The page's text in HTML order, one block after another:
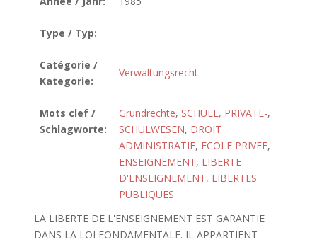
Type / Typ:
Catégorie /
Kategorie:
Verwaltungsrecht
Mots clef /
Schlagworte:
Grundrechte, SCHULE, PRIVATE-,
SCHULWESEN, DROIT
ADMINISTRATIF, ECOLE PRIVEE,
ENSEIGNEMENT, LIBERTE
D'ENSEIGNEMENT, LIBERTES
PUBLIQUES
LA LIBERTE DE L'ENSEIGNEMENT EST GARANTIE
DANS LA LOI FONDAMENTALE. IL APPARTIENT